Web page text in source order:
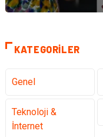
KATEGORILER
Genel
Teknoloji &
İnternet